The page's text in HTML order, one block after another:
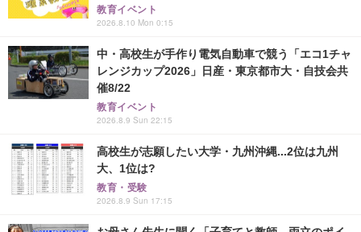
教育イベント
2026.8.10 Mon 0:15
中・高校生が手作り電気自動車で競う「エコ1チャ
レンジカップ2026」日産・東京都市大・自技会共
催8/22
教育イベント
2026.8.9 Sun 22:15
高校生が志願したい大学・九州沖縄...2位は九州
大、1位は?
教育・受験
2026.8.9 Sun 17:15